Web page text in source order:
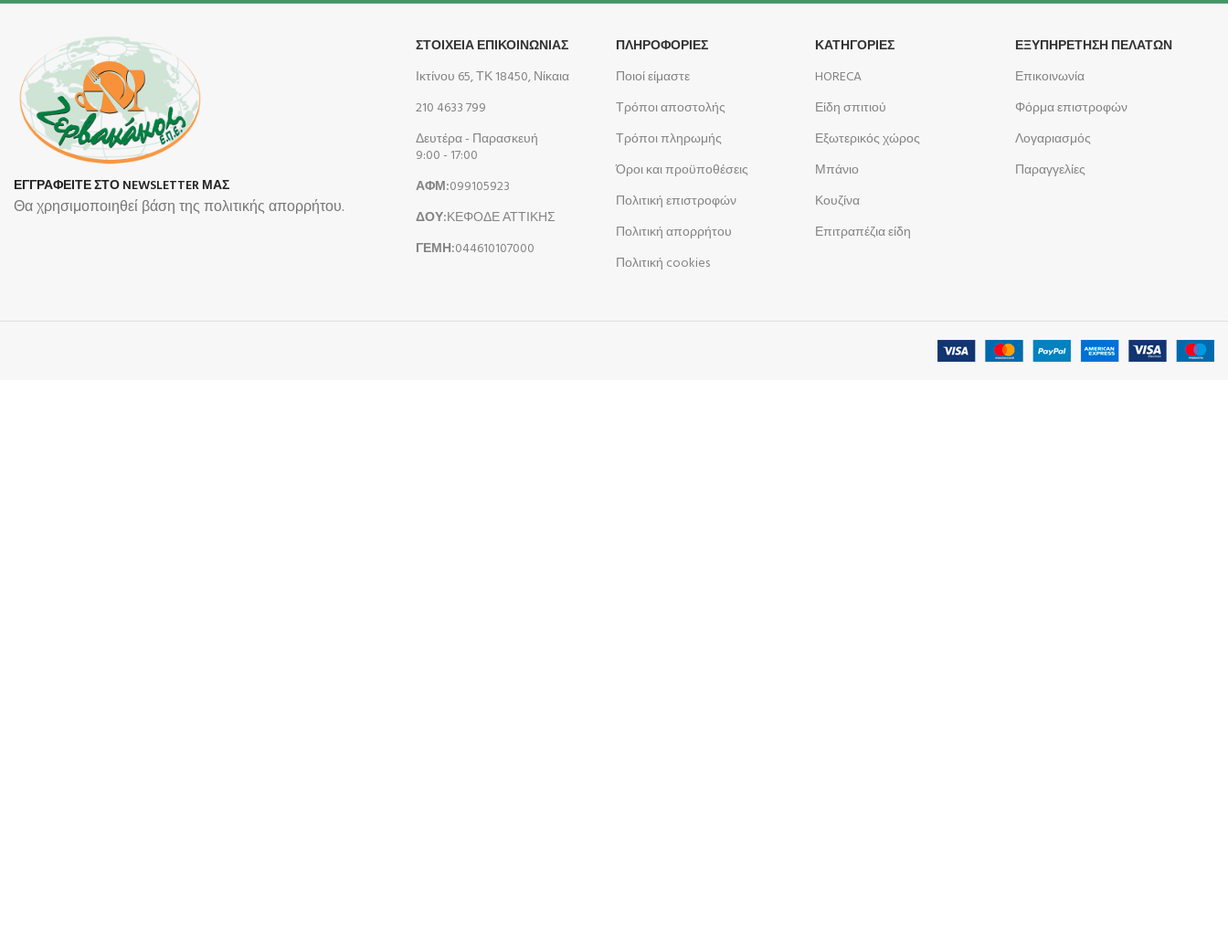
ΕΓΓΡΑΦΕΙΤΕ ΣΤΟ NEWSLETTER ΜΑΣ
Θα χρησιμοποιηθεί βάση της πολιτικής απορρήτου.
ΣΤΟΙΧΕΙΑ ΕΠΙΚΟΙΝΩΝΙΑΣ
Ικτίνου 65, ΤΚ 18450, Νίκαια
210 4633 799
Δευτέρα - Παρασκευή
9:00 - 17:00
ΑΦΜ:099105923
ΔΟΥ:ΚΕΦΟΔΕ ΑΤΤΙΚΗΣ
ΓΕΜΗ:044610107000
ΠΛΗΡΟΦΟΡΊΕΣ
Ποιοί είμαστε
Τρόποι αποστολής
Τρόποι πληρωμής
Όροι και προϋποθέσεις
Πολιτική επιστροφών
Πολιτική απορρήτου
Πολιτική cookies
ΚΑΤΗΓΟΡΙΕΣ
HORECA
Είδη σπιτιού
Εξωτερικός χώρος
Μπάνιο
Κουζίνα
Επιτραπέζια είδη
ΕΞΥΠΗΡΕΤΗΣΗ ΠΕΛΑΤΩΝ
Επικοινωνία
Φόρμα επιστροφών
Λογαριασμός
Παραγγελίες